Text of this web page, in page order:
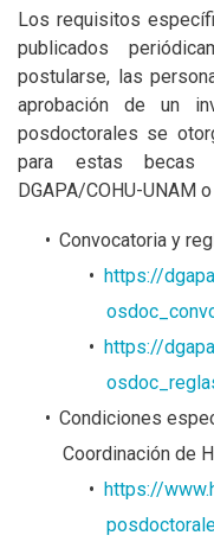
Los requisitos
publicados
postularse, las
aprobación de un
posdoctorales se
para estas
DGAPA/COHU-UNAM o
Convocatoria y
https://
https://
Condiciones
Coordinación de
https://